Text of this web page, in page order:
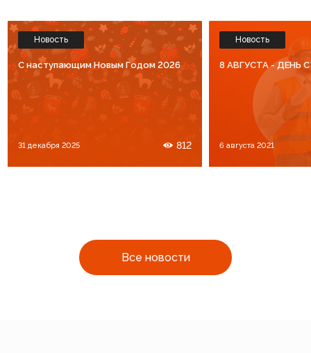
Все новости
Новость
C наступающим Новым Годом 2026
31 декабря 2025 812
Новость
8 АВГУСТА - ДЕНЬ
6 августа 2021